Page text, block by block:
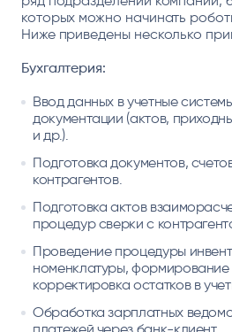
которых можно начинать
Ниже приведены несколько
Бухгалтерия:
Ввод данных в учетные
документации (актов,
и др.).
Подготовка документов,
контрагентов.
Подготовка актов
процедур сверки с
Проведение процедуры
номенклатуры, формирование
корректировка остатков в
Обработка зарплатных